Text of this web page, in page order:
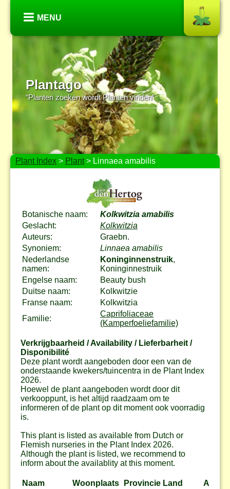
MENU
Plantago
“Planten zoeken wordt Planten vinden”
Plant Index > Plant> Linnaea amabilis
Botanische naam:
Kolkwitzia amabilis
Geslacht:
Kolkwitzia
Auteurs:
Graebn.
Synoniem:
Linnaea amabilis
Nederlandse
namen:
Koninginnenstruik,
Koninginnestruik
Engelse naam:
Beauty bush
Duitse naam:
Kolkwitzie
Franse naam:
Kolkwitzia
Familie:
Caprifoliaceae
(Kamperfoeliefamilie)
Verkrijgbaarheid / Availability / Lieferbarheit /
Disponibilité
Deze plant wordt aangeboden door een van de
onderstaande kwekers/tuincentra in de Plant Index
2026.
Hoewel de plant aangeboden wordt door dit
verkooppunt, is het altijd raadzaam om te
informeren of de plant op dit moment ook voorradig
is.
This plant is listed as available from Dutch or
Flemish nurseries in the Plant Index 2026.
Although the plant is listed, we recommend to
inform about the availablity at this moment.
Naam Woonplaats Provincie Land
Actie